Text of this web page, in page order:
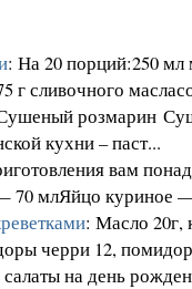
: На 20 порций:250 мл
г сливочного
розмарин
кухни – паст...
вам
70 млЯйцо куриное
: Масло 20г,
черри 12,
на день